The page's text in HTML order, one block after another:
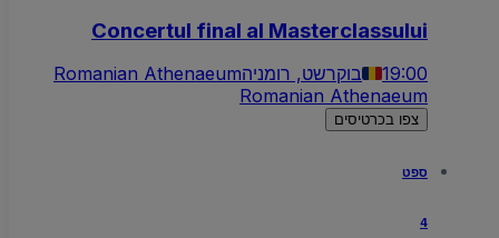
Concertul final al Masterclassului
19:00 בוקרשט, רומניהRomanian Athenaeum
Romanian Athenaeum
צפו בכרטיסים
ספט